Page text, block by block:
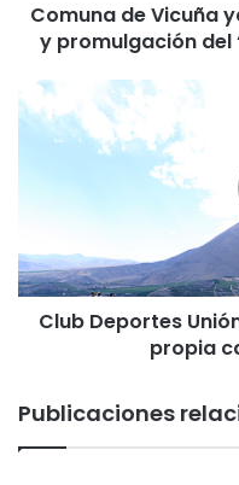
promulgación
Regulador
Comunal”
Comuna de Vicuña
y promulgación del
Club
Deportes
Unión
su
propia
cancha
Club Deportes
propia
Publicaciones